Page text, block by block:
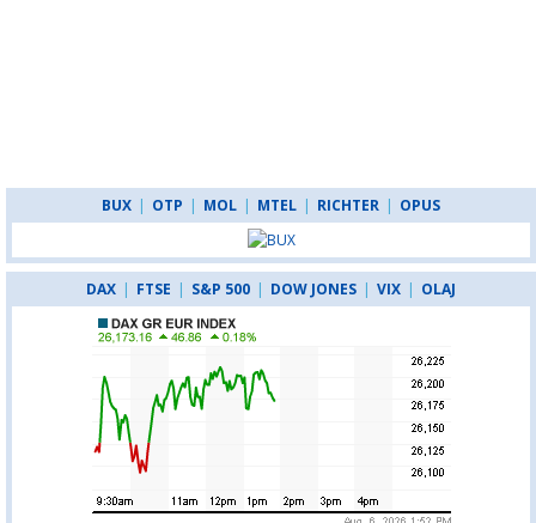
BUX | OTP | MOL | MTEL | RICHTER | OPUS
DAX | FTSE | S&P 500 | DOW JONES | VIX | OLAJ